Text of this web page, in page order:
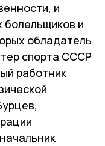
и
болельщиков и
обладатель
спорта СССР
работник